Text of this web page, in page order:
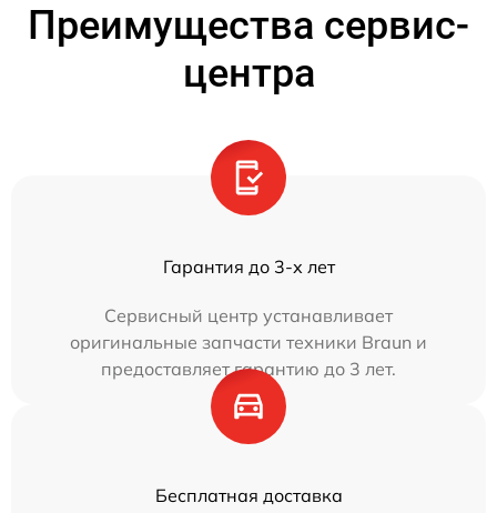
Преимущества сервис-
центра
Гарантия до 3-х лет
Сервисный центр устанавливает
оригинальные запчасти техники Braun и
предоставляет гарантию до 3 лет.
Бесплатная доставка